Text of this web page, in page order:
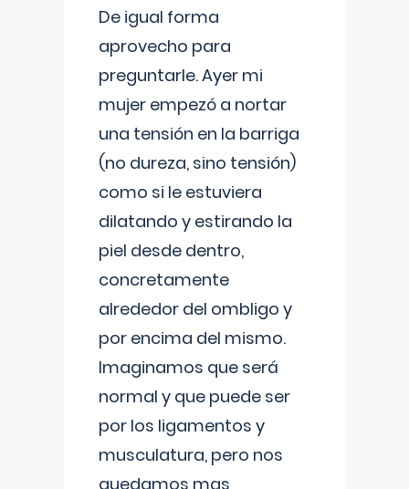
De igual forma
aprovecho para
preguntarle. Ayer mi
mujer empezó a nortar
una tensión en la barriga
(no dureza, sino tensión)
como si le estuviera
dilatando y estirando la
piel desde dentro,
concretamente
alrededor del ombligo y
por encima del mismo.
Imaginamos que será
normal y que puede ser
por los ligamentos y
musculatura, pero nos
quedamos mas